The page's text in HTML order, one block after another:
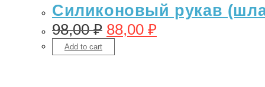
Силиконовый рукав
98,00₽ 88,00 ₽
Add to cart